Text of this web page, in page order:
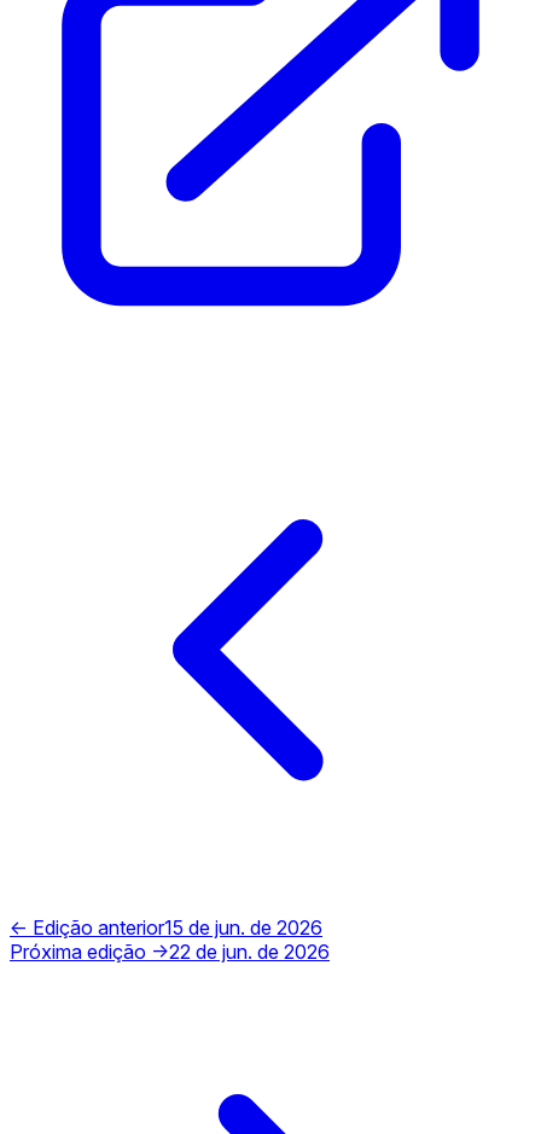
← Edição anterior15 de jun. de 2026
Próxima edição →22 de jun. de 2026